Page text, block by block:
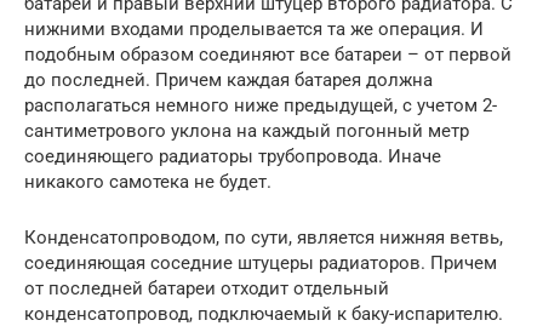
нижними входами проделывается та же операция. И
подобным образом соединяют все батареи – от первой
до последней. Причем каждая батарея должна
располагаться немного ниже предыдущей, с учетом 2-
сантиметрового уклона на каждый погонный метр
соединяющего радиаторы трубопровода. Иначе
никакого самотека не будет.
Конденсатопроводом, по сути, является нижняя ветвь,
соединяющая соседние штуцеры радиаторов. Причем
от последней батареи отходит отдельный
конденсатопровод, подключаемый к баку-испарителю.